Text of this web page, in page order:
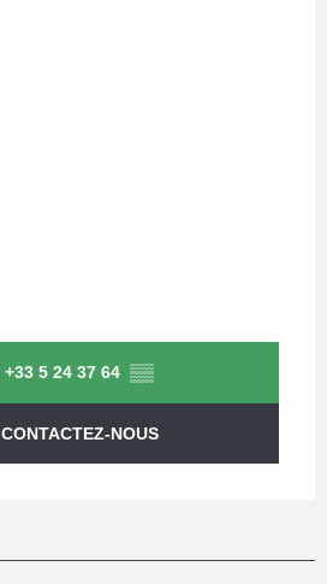
+33 5 24 37 64 ▒▒
CONTACTEZ-NOUS